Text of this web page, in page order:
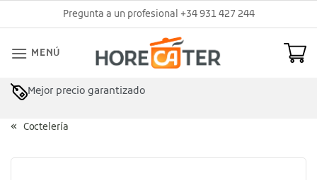
al
Pregunta a un profesional +34 931 427 244
MENÚ
Mejor precio garantizado
Asesoramiento profesional
Coctelería